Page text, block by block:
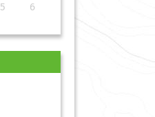
5 6